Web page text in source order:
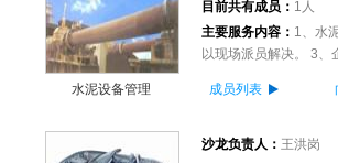
目前共有成员： 1人
主要服务内容： 1、水
以现场派员解决。 3、
水泥设备管理 成员列表
沙龙负责人： 王洪岗